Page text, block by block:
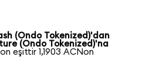
(Ondo Tokenized)'dan
(Ondo Tokenized)'na
eşittir 1,1903 ACNon